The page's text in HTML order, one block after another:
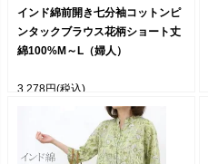
インド綿前開き七分袖コットンピ
ンタックブラウス花柄ショート丈
綿100%M～L（婦人）
3,278円(税込)